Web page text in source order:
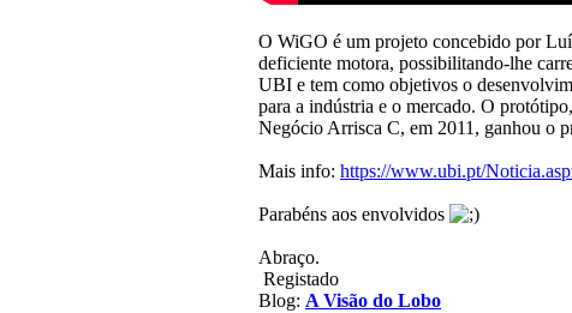
O WiGO é um projeto concebido por
deficiente motora, possibilitando-lhe
UBI e tem como objetivos o
para a indústria e o mercado. O
Negócio Arrisca C, em 2011, ganhou o
Mais info: https://www.ubi.pt/
Parabéns aos envolvidos
Abraço.
Registado
Blog: A Visão do Lobo